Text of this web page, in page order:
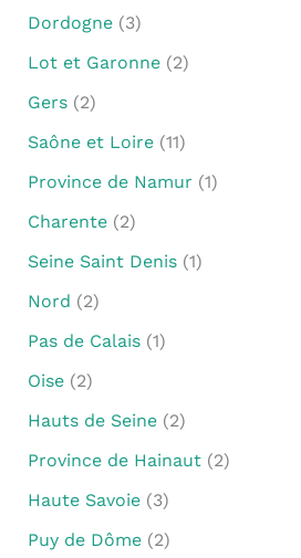
Dordogne(3)
Lot et Garonne(2)
Gers(2)
Saône et Loire(11)
Province de Namur (1)
Charente(2)
Seine Saint Denis(1)
Nord (2)
Pas de Calais(1)
Oise(2)
Hauts de Seine(2)
Province de Hainaut(2)
Haute Savoie(3)
Puy de Dôme(2)